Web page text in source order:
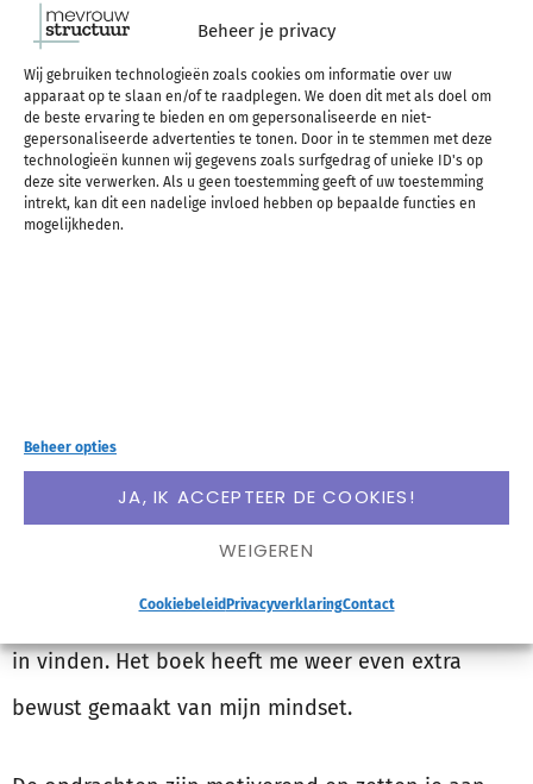
Beheer je privacy
Wij gebruiken technologieën zoals cookies om informatie over uw
apparaat op te slaan en/of te raadplegen. We doen dit met als doel om
de beste ervaring te bieden en om gepersonaliseerde en niet-
gepersonaliseerde advertenties te tonen. Door in te stemmen met deze
technologieën kunnen wij gegevens zoals surfgedrag of unieke ID's op
deze site verwerken. Als u geen toestemming geeft of uw toestemming
intrekt, kan dit een nadelige invloed hebben op bepaalde functies en
mogelijkheden.
Beheer opties
JA, IK ACCEPTEER DE COOKIES!
WEIGEREN
CookiebeleidPrivacyverklaringContact
maken van de opdrachten. Dit zorgt dit ervoor dat
je gemotiveerd wordt om aan de slag te gaan met
de opdrachten. Zowel de theorie als de opdrachten
worden kort en bondig uitgelegd, maar wel op een
duidelijke manier. Hierdoor ga je gemakkelijk door
ook heel belangrijk als je verandering wilt
veroorzaken. Het moet in je hoofd goed zitten als
de schrijvers heel goed en daar kan ik mij helemaal
in vinden. Het boek heeft me weer even extra
bewust gemaakt van mijn mindset.